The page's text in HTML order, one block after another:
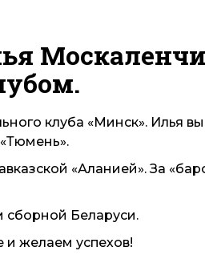
клуба «Минск». Илья
«Аланией». За
сборной Беларуси.
и желаем успехов!